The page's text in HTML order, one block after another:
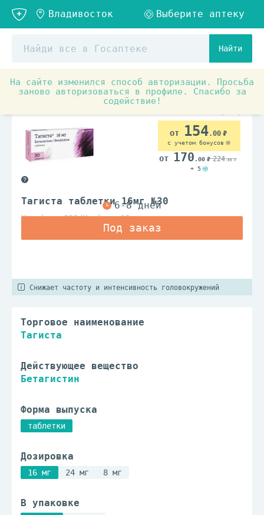
Найти
На сайте изменился способ авторизации. Просьба
заново авторизоваться в профиле. Спасибо за
содействие!
Аптечные товары Препараты при заболеваниях
Тагиста таблетки 16мг №30
Хемофарм ООО/Нижфарм АО
154.00
с учетом бонусов
170 .00 224.00
+ 5
Снижает частоту и интенсивность головокружений
Торговое наименование
Тагиста
Действующее вещество
Бетагистин
Форма выпуска
таблетки
Дозировка
16 мг 24 мг 8 мг
В упаковке